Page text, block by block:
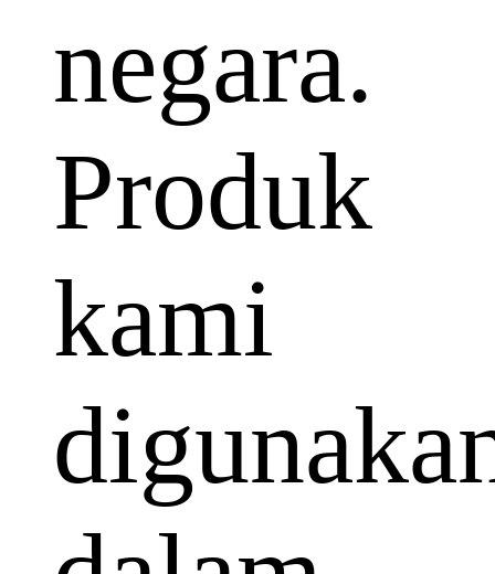
negara.
Produk
kami